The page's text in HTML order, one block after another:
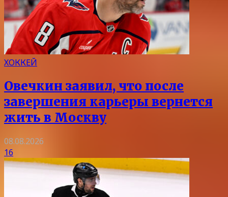
ХОККЕЙ
Овечкин заявил, что после
завершения карьеры вернется
жить в Москву
08.08.2026
16